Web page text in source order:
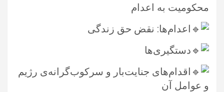
محکومیت به اعدام
اعدام‌ها: نقض حق زندگی
دستگیری‌ها ‏
اقدام‌های جنایت‌بار و سرکوب‌گرانه‌ی رژیم
و عوامل آن